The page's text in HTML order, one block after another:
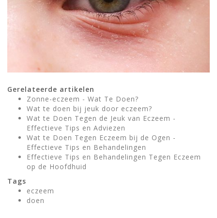
Gerelateerde artikelen
Zonne-eczeem - Wat Te Doen?
Wat te doen bij jeuk door eczeem?
Wat te Doen Tegen de Jeuk van Eczeem -
Effectieve Tips en Adviezen
Wat te Doen Tegen Eczeem bij de Ogen -
Effectieve Tips en Behandelingen
Effectieve Tips en Behandelingen Tegen Eczeem
op de Hoofdhuid
Tags
eczeem
doen